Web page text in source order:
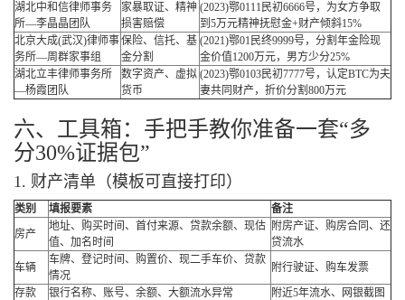
湖北中和信律师事务
所—李晶晶团队
家暴取证、精神
损害赔偿
(2023)鄂0111民初6666号，为女方争取
到5万元精神抚慰金+财产倾斜15%
北京大成(武汉)律师事
务所—周群家事组
保险、信托、基
金分割
(2021)鄂01民终9999号，分割年金险现
金价值1200万元，男方少分25%
湖北立丰律师事务所
—杨霞团队
数字资产、虚拟
货币
(2023)鄂0103民初7777号，认定BTC为夫
妻共同财产，折价分割800万元
六、工具箱：手把手教你准备一套“多
分30%证据包”
1. 财产清单（模板可直接打印）
类别 填报要素
备注
房产
地址、购买时间、首付来源、贷款余额、现估
值、加名时间
附房产证、购房合同、还
贷流水
车辆
车牌、登记时间、购置价、现二手车价、贷款
情况
附行驶证、购车发票
存款
银行名称、账号、余额、大额流水异常
附近5年流水、网银截图